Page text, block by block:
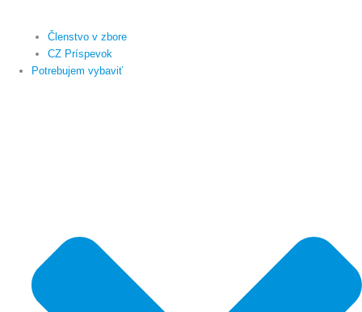
Členstvo v zbore
CZ Príspevok
Potrebujem vybaviť